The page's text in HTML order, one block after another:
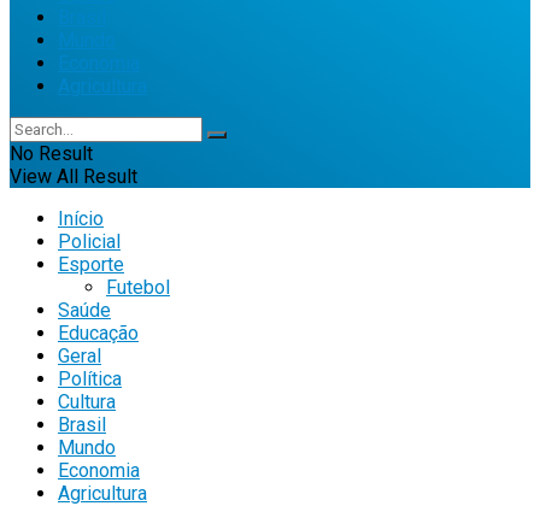
Agricultura
No Result
View All Result
Início
Policial
Esporte
Futebol
Saúde
Educação
Geral
Política
Cultura
Brasil
Mundo
Economia
Agricultura